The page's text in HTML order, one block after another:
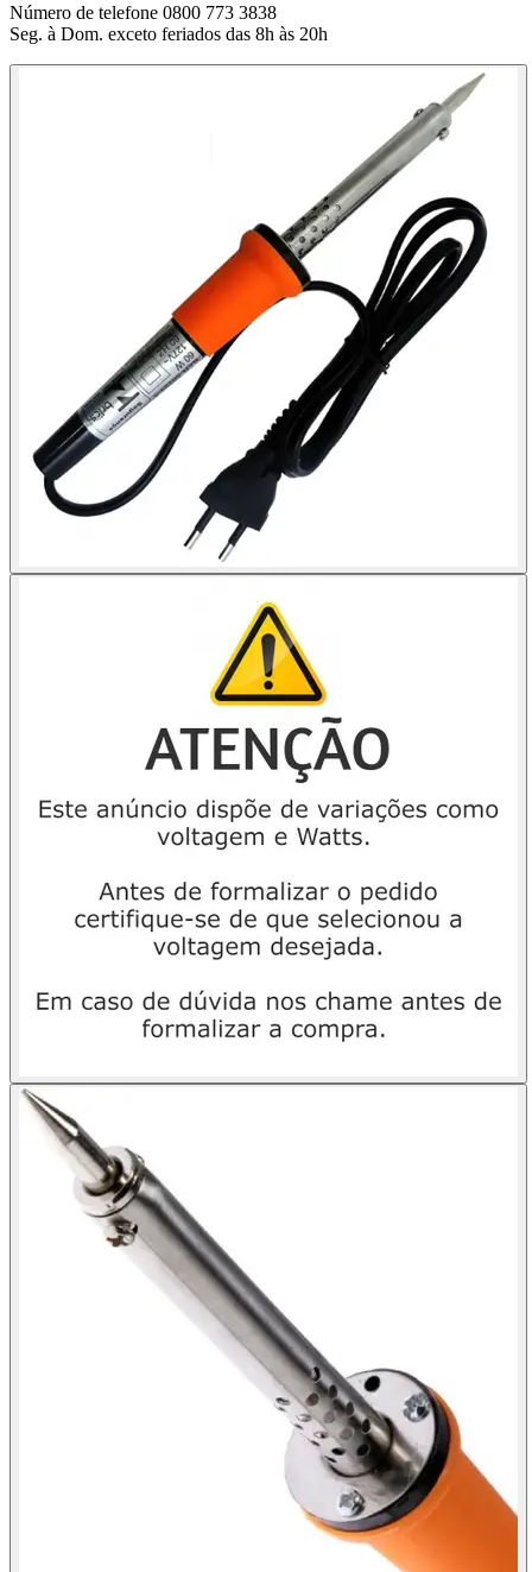
Número de telefone 0800 773 3838
Seg. à Dom. exceto feriados das 8h às 20h